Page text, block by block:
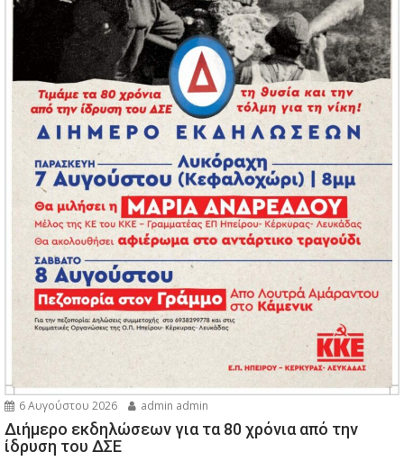
6 Αυγούστου 2026 admin admin
Διήμερο εκδηλώσεων για τα 80 χρόνια από την
ίδρυση του ΔΣΕ